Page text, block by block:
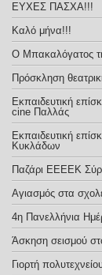
ΕΥΧΕΣ ΠΑΣΧΑ!!!
Καλό μήνα!!!
Ο Μπακαλόγατος
Πρόσκληση
Εκπαιδευτική
cine Παλλάς
Εκπαιδευτική
Κυκλάδων
Παζάρι ΕΕΕΕΚ
Αγιασμός στα
4η Πανελλήνια
Άσκηση σεισμού
Γιορτή